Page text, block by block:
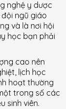
nghệ y dược
ngũ giáo
và là nơi hội
học bạn phải
cao nên
lịch học
hoạt thường
trong số các
sinh viên.